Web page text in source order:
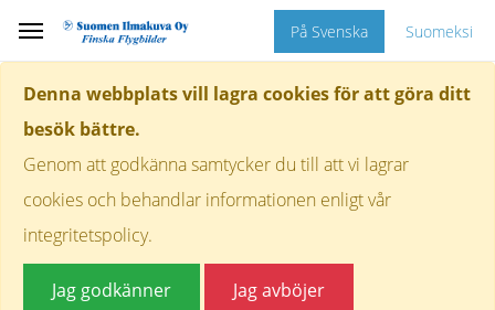
Denna webbplats vill lagra cookies för att göra ditt
besök bättre.
Genom att godkänna samtycker du till att vi lagrar
cookies och behandlar informationen enligt vår
integritetspolicy.
Jag godkänner Jag avböjer
På Svenska Suomeksi